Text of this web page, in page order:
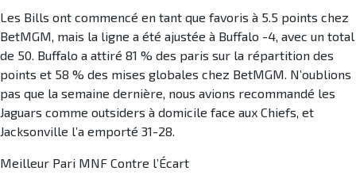
Les Bills ont commencé en tant que favoris à 5.5 points chez
BetMGM, mais la ligne a été ajustée à Buffalo -4, avec un total
de 50. Buffalo a attiré 81 % des paris sur la répartition des
points et 58 % des mises globales chez BetMGM. N’oublions
pas que la semaine dernière, nous avions recommandé les
Jaguars comme outsiders à domicile face aux Chiefs, et
Jacksonville l’a emporté 31-28.
Meilleur Pari MNF Contre l’Écart